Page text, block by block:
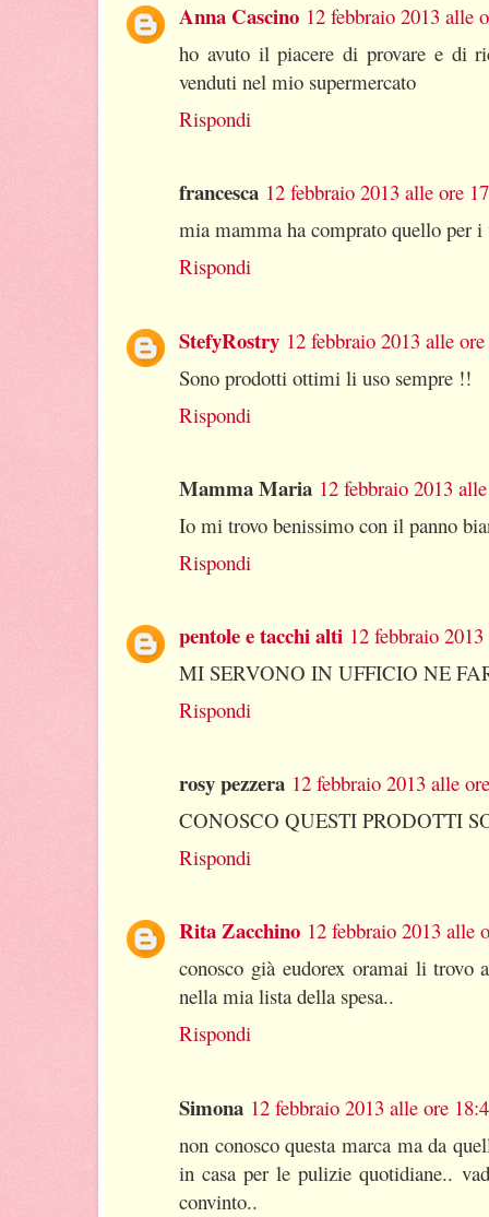
Anna Cascino 12 febbraio 2013 alle
ho avuto il piacere di provare e di
venduti nel mio supermercato
Rispondi
francesca 12 febbraio 2013 alle ore
mia mamma ha comprato quello per
Rispondi
StefyRostry 12 febbraio 2013 alle
Sono prodotti ottimi li uso sempre !!
Rispondi
Mamma Maria 12 febbraio 2013
Io mi trovo benissimo con il panno
Rispondi
pentole e tacchi alti 12 febbraio
MI SERVONO IN UFFICIO NE
Rispondi
rosy pezzera 12 febbraio 2013 alle
CONOSCO QUESTI PRODOTTI
Rispondi
Rita Zacchino 12 febbraio 2013 alle
conosco già eudorex oramai li trovo
nella mia lista della spesa..
Rispondi
Simona 12 febbraio 2013 alle ore
non conosco questa marca ma da
in casa per le pulizie quotidiane..
convinto..